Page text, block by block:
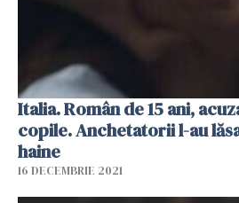
Italia. Român de 15 ani,
copile. Anchetatorii l-au
haine
16 DECEMBRIE 2021